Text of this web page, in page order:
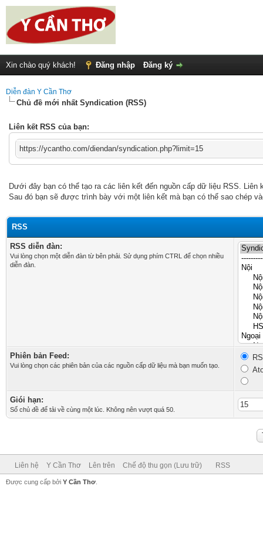
Xin chào quý khách! Đăng nhập Đăng ký
Diễn đàn Y Cần Thơ
Chủ đề mới nhất Syndication (RSS)
Liên kết RSS của bạn:
https://ycantho.com/diendan/syndication.php?limit=15
Dưới đây bạn có thể tạo ra các liên kết đến nguồn cấp dữ liệu RSS.
Sau đó bạn sẽ được trình bày với một liên kết mà bạn có thể sao chép
RSS
RSS diễn đàn:
Vui lòng chọn một diễn đàn từ bên phải. Sử dụng phím CTRL để chọn nhiều
diễn đàn.
Phiên bản Feed:
Vui lòng chọn các phiên bản của các nguồn cấp dữ liệu mà bạn muốn tạo.
Giói hạn:
Số chủ đề để tải về cùng một lúc. Không nên vượt quá 50.
Liên hệ Y Cần Thơ Lên trên Chế độ thu gọn (Lưu trữ) RSS
Được cung cấp bởi Y Cần Thơ